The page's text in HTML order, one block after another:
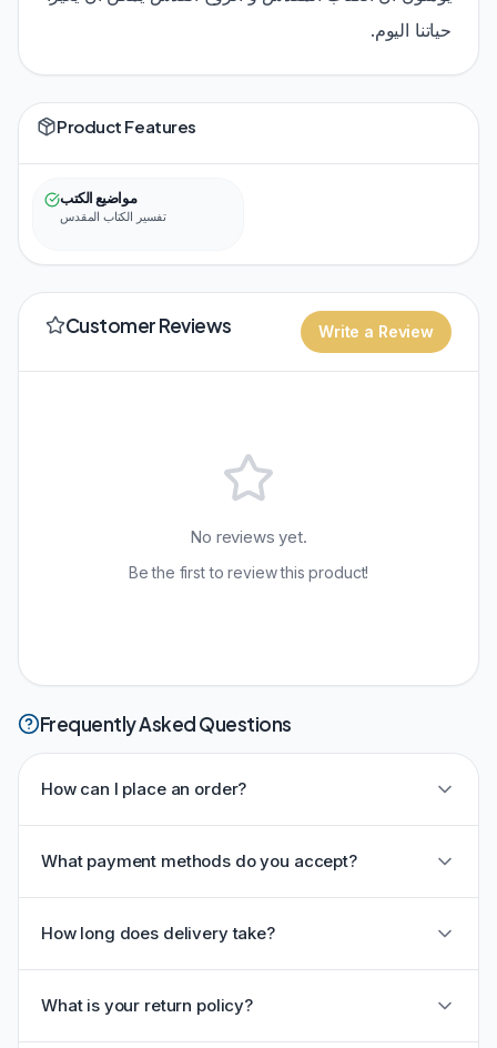
حياتنا اليوم.
Product Features
مواضيع الكتب
تفسير الكتاب المقدس
Customer Reviews Write a Review
No reviews yet.
Be the first to review this product!
Frequently Asked Questions
How can I place an order?
What payment methods do you accept?
How long does delivery take?
What is your return policy?